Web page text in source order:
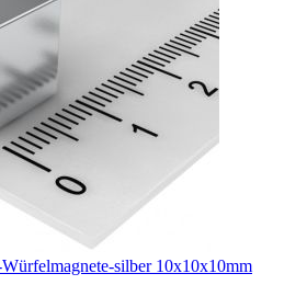
silber 10x10x10mm